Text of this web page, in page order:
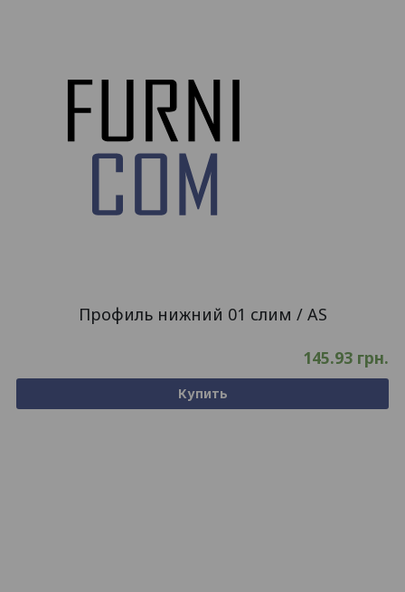
Профиль нижний 01 слим / AS
145.93 грн.
Купить